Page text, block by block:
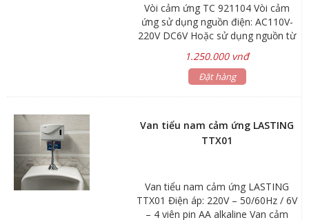
Vòi cảm ứng TC 921104 Vòi cảm
ứng sử dụng nguồn điện: AC110V-
220V DC6V Hoặc sử dụng nguồn từ
30cm Áp lực nước: 0.05~0.6MPa
Chất liệu: Hợp kim Đồng-Crôm
1.250.000 vnđ
Đặt hàng
Van tiểu nam cảm ứng LASTING
TTX01
Van tiểu nam cảm ứng LASTING
TTX01 Điện áp: 220V – 50/60Hz / 6V
– 4 viên pin AA alkaline Van cảm